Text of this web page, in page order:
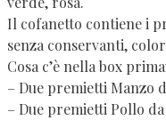
Il cofanetto contiene i
senza conservanti,
Cosa c’è nella box
– Due premietti Manzo
– Due premietti Pollo da